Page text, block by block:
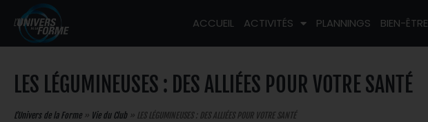
ACCUEIL ACTIVITÉS PLANNINGS BIEN-ÊTRE
LES LÉGUMINEUSES : DES ALLIÉES POUR VOTRE SANTÉ
L'Univers de la Forme» Vie du Club» LES LÉGUMINEUSES : DES ALLIÉES POUR VOTRE SANTÉ